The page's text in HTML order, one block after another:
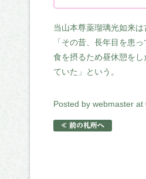
当山本尊薬瑠璃光如来
「その昔、長年目を患
食を摂るため昼休憩を
ていた」という。
Posted by webmaster at